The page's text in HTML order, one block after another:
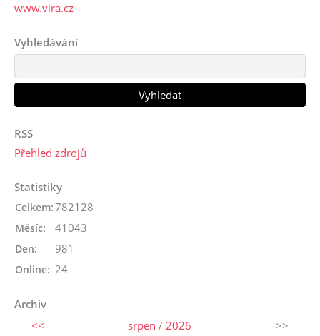
www.vira.cz
Vyhledávání
RSS
Přehled zdrojů
Statistiky
Online: 24
Celkem:782128
Měsíc: 41043
Den: 981
Archiv
<<
srpen / 2026 >>